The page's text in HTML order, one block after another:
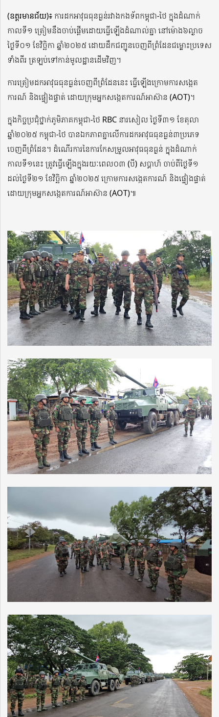
(ឧត្តរមានជ័យ)៖ ការដកអាវុធធុនធ្ងន់រវាងកងទ័ពកម្ពុជា-ថៃ ក្នុងដំណាក់
កាលទី១ ត្រៀមនឹងចាប់ផ្តើមដោយធ្វើឡើងដំណាល់គ្នា នៅម៉ោង៦ល្ងាច
ថ្ងៃទី០១ ខែវិច្ឆិកា ឆ្នាំ២០២៥ ដោយដឹកជញ្ជូនចេញពីព្រំដែនជម្លោះប្រទេស
ទាំងពីរ ត្រឡប់ទៅកាន់មូលដ្ឋានដើមវិញ។
ការត្រៀមដកអាវុធធុនធ្ងន់ចេញពីព្រំដែននេះ ធ្វើឡើងក្រោមការសង្កេត
ការណ៍ និងផ្ទៀងផ្ទាត់ ដោយក្រុមអ្នកសង្កេតការណ៍អាស៊ាន (AOT)។
ក្នុងកិច្ចប្រជុំថ្នាក់ភូមិភាគកម្ពុជា-ថៃ RBC នារសៀល ថ្ងៃទី៣១ ខែតុលា
ឆ្នាំ២០២៥ កម្ពុជា-ថៃ បានឯកភាពគ្នាលើការដកអាវុធធុនធ្ងន់៣ប្រភេទ
ចេញពីព្រំដែន។ ដំណើរការនៃការកែសម្រួលអាវុធធុនធ្ងន់ ក្នុងដំណាក់
កាលទី១នេះ ត្រូវធ្វើឡើងក្នុងរយៈពេល០៣ (បី) សប្តាហ៍ ចាប់ពីថ្ងៃទី១
ដល់ថ្ងៃទី២១ ខែវិច្ឆិកា ឆ្នាំ២០២៥ ក្រោមការសង្កេតការណ៍ និងផ្ទៀងផ្ទាត់
ដោយក្រុមអ្នកសង្កេតការណ៍អាស៊ាន (AOT)៕